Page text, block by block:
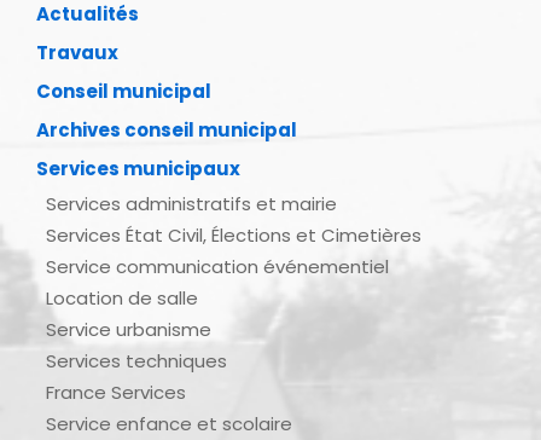
Actualités
Travaux
Conseil municipal
Archives conseil municipal
Services municipaux
Services administratifs et mairie
Services État Civil, Élections et Cimetières
Service communication événementiel
Location de salle
Service urbanisme
Services techniques
France Services
Service enfance et scolaire